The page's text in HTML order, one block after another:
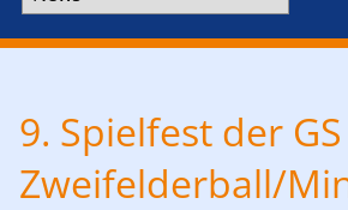
9. Spielfest der
Zweifelderball/